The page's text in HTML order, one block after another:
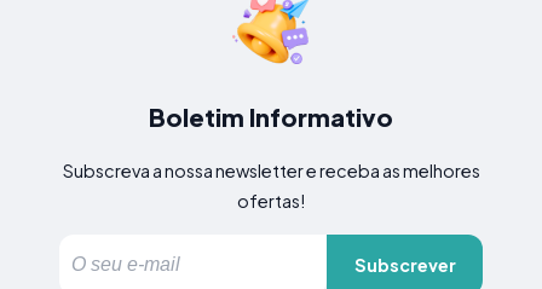
Boletim Informativo
Subscreva a nossa newsletter e receba as melhores
ofertas!
Subscrever